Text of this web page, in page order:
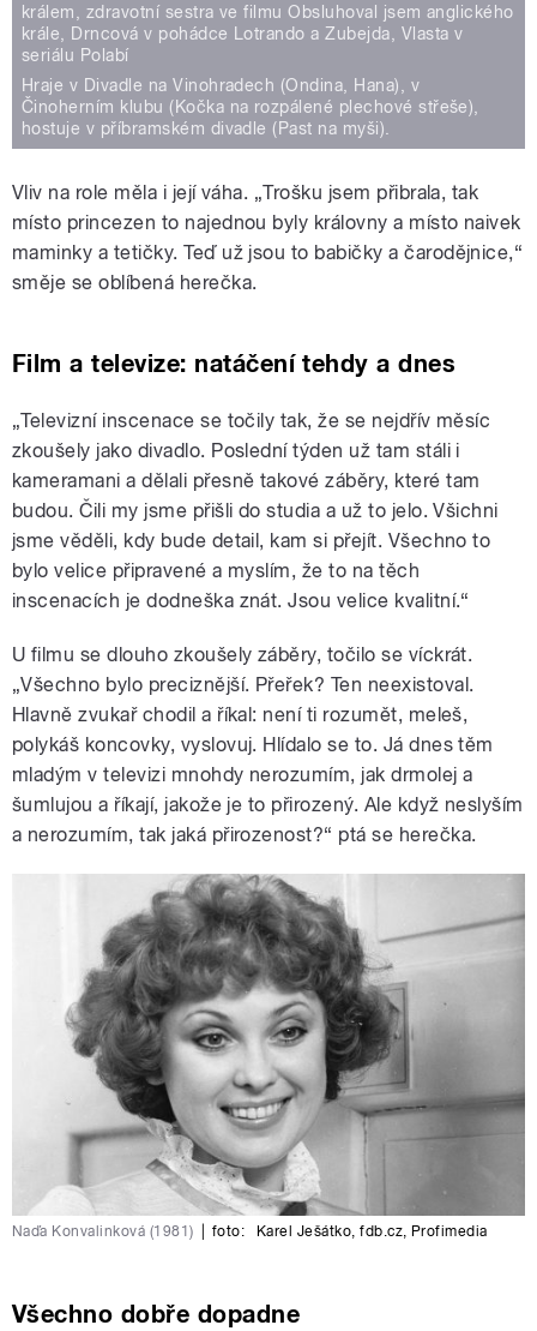
králem, zdravotní sestra ve filmu Obsluhoval jsem anglického
krále, Drncová v pohádce Lotrando a Zubejda, Vlasta v
seriálu Polabí
Hraje v Divadle na Vinohradech (Ondina, Hana), v
Činoherním klubu (Kočka na rozpálené plechové střeše),
hostuje v příbramském divadle (Past na myši).
Vliv na role měla i její váha. „Trošku jsem přibrala, tak
místo princezen to najednou byly královny a místo naivek
maminky a tetičky. Teď už jsou to babičky a čarodějnice,“
směje se oblíbená herečka.
Film a televize: natáčení tehdy a dnes
„Televizní inscenace se točily tak, že se nejdřív měsíc
zkoušely jako divadlo. Poslední týden už tam stáli i
kameramani a dělali přesně takové záběry, které tam
budou. Čili my jsme přišli do studia a už to jelo. Všichni
jsme věděli, kdy bude detail, kam si přejít. Všechno to
bylo velice připravené a myslím, že to na těch
inscenacích je dodneška znát. Jsou velice kvalitní.“
U filmu se dlouho zkoušely záběry, točilo se víckrát.
„Všechno bylo preciznější. Přeřek? Ten neexistoval.
Hlavně zvukař chodil a říkal: není ti rozumět, meleš,
polykáš koncovky, vyslovuj. Hlídalo se to. Já dnes těm
mladým v televizi mnohdy nerozumím, jak drmolej a
šumlujou a říkají, jakože je to přirozený. Ale když neslyším
a nerozumím, tak jaká přirozenost?“ ptá se herečka.
Naďa Konvalinková (1981) foto: Karel Ješátko, fdb.cz, Profimedia
Všechno dobře dopadne